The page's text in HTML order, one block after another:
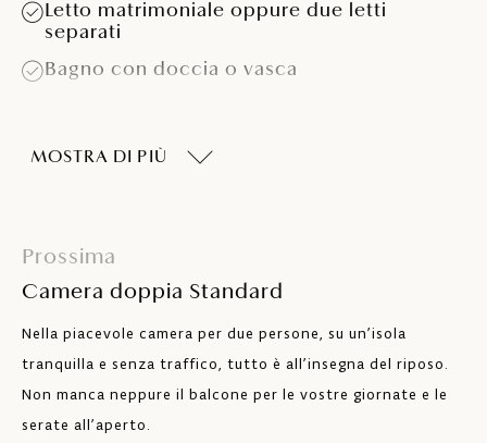
Letto matrimoniale oppure due letti
separati
Bagno con doccia o vasca
TV LCD SAT
Asciugacapelli
Cassaforte
MOSTRA DI PIÙ
Prossima
Camera doppia Standard
Nella piacevole camera per due persone, su un’isola
tranquilla e senza traffico, tutto è all’insegna del riposo.
Non manca neppure il balcone per le vostre giornate e le
serate all’aperto.